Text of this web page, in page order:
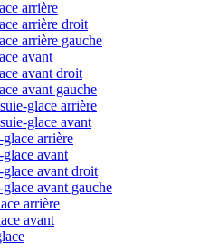
arrière
arrière droit
arrière gauche
avant
avant droit
avant gauche
glace arrière
glace avant
arrière
avant
avant droit
avant gauche
arrière
avant